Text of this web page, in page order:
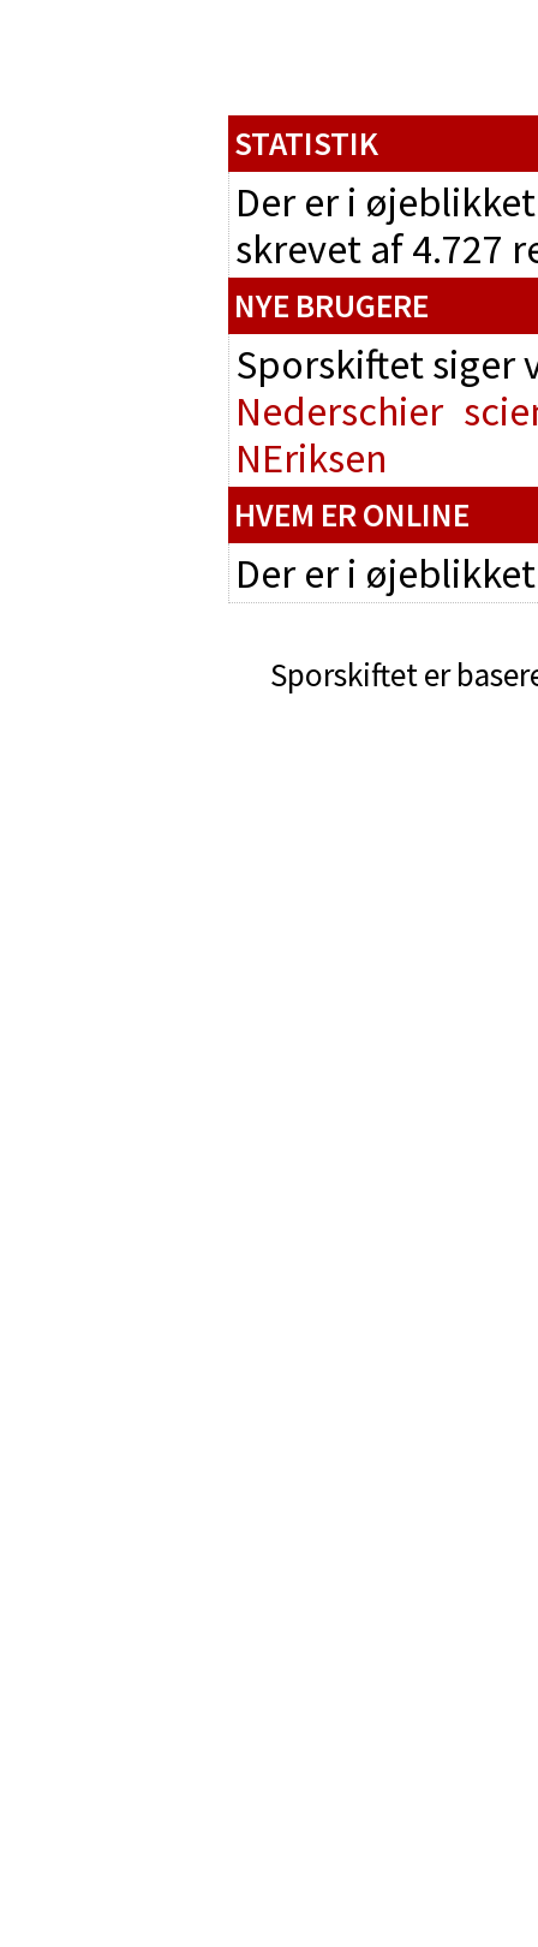
STATISTIK
Der er i
skrevet af 4.727
NYE BRUGERE
Sporskiftet
Nederschier
NEriksen
HVEM ER ONLINE
Der er i
Sporskiftet er